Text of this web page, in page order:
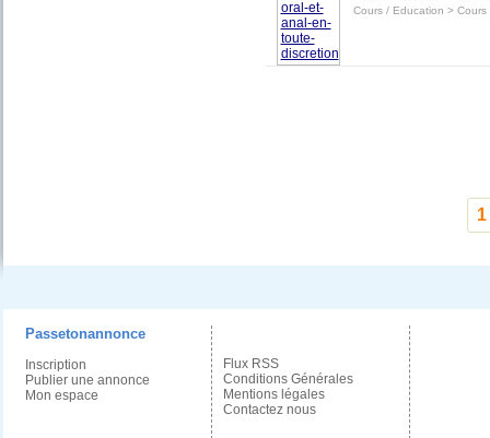
Cours / Education > Cours
1
Passetonannonce
Inscription
Publier une annonce
Mon espace
Flux RSS
Conditions Générales
Mentions légales
Contactez nous